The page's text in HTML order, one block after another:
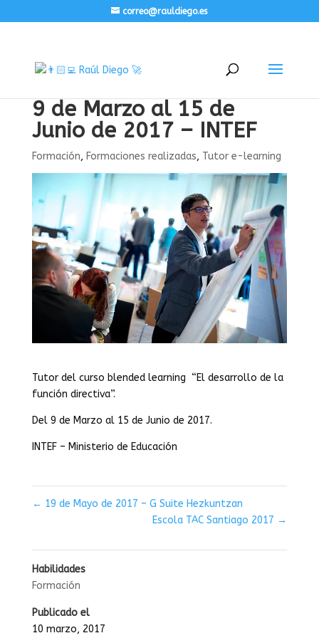
correo@rauldiego.es
9 de Marzo al 15 de
Junio de 2017 – INTEF
Formación, Formaciones realizadas, Tutor e-learning
Tutor del curso blended learning “El desarrollo de la
función directiva”.
Del 9 de Marzo al 15 de Junio de 2017.
INTEF – Ministerio de Educación
← 19 de Mayo de 2017 – G Suite Hezkuntzan
Escola TAC Santiago 2017 →
Habilidades
Formación
Publicado el
10 marzo, 2017